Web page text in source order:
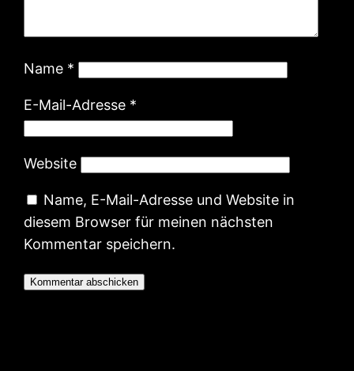
Name *
E-Mail-Adresse *
Website
Name, E-Mail-Adresse und Website in
diesem Browser für meinen nächsten
Kommentar speichern.